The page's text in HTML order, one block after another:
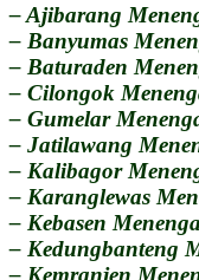
– Ajibarang
– Banyumas
– Baturaden
– Cilongok
– Gumelar
– Jatilawang
– Kalibagor
– Karanglewas
– Kebasen
– Kedungbanteng
– Kemranjen